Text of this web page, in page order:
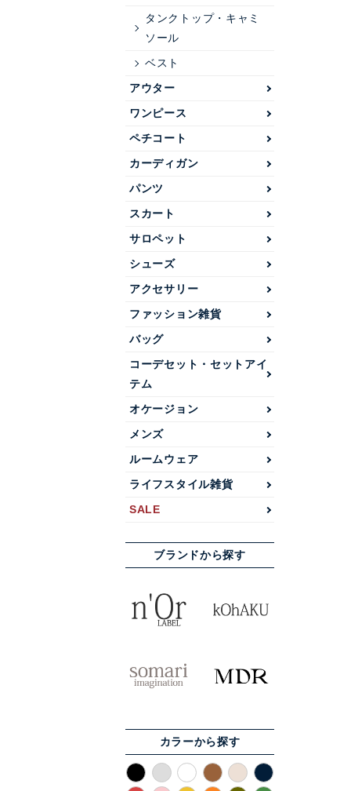
タンクトップ・キャミ
ソール
ベスト
アウター
ワンピース
ペチコート
カーディガン
パンツ
スカート
サロペット
シューズ
アクセサリー
ファッション雑貨
バッグ
コーデセット・セットアイ
テム
オケージョン
メンズ
ルームウェア
ライフスタイル雑貨
SALE
ブランドから探す
カラーから探す